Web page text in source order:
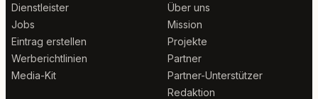
Dienstleister
Jobs
Eintrag erstellen
Werberichtlinien
Media-Kit
Über uns
Mission
Projekte
Partner
Partner-Unterstützer
Redaktion